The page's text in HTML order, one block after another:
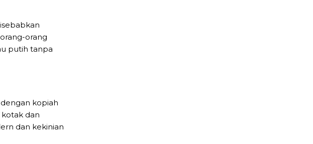
orang-orang
putih tanpa
kopiah
dan
dan kekinian